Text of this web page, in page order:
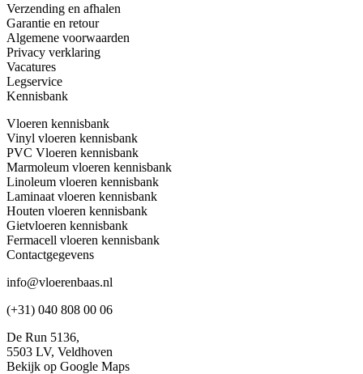
Verzending en afhalen
Garantie en retour
Algemene voorwaarden
Privacy verklaring
Vacatures
Legservice
Kennisbank
Vloeren kennisbank
Vinyl vloeren kennisbank
PVC Vloeren kennisbank
Marmoleum vloeren kennisbank
Linoleum vloeren kennisbank
Laminaat vloeren kennisbank
Houten vloeren kennisbank
Gietvloeren kennisbank
Fermacell vloeren kennisbank
Contactgegevens
info@vloerenbaas.nl
(+31) 040 808 00 06
De Run 5136,
5503 LV, Veldhoven
Bekijk op Google Maps